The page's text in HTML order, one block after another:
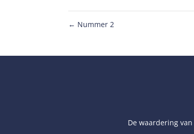
← Nummer 2
De waardering van